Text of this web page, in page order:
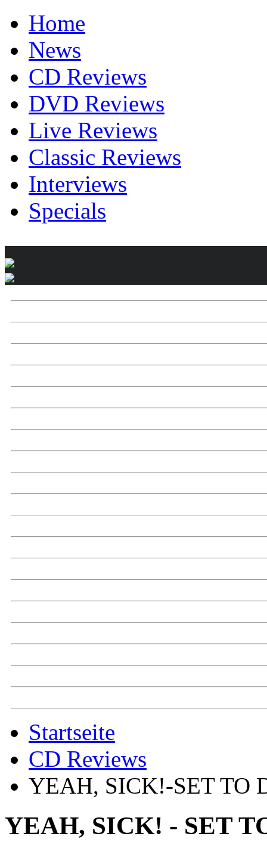
Home
News
CD Reviews
DVD Reviews
Live Reviews
Classic Reviews
Interviews
Specials
Startseite
CD Reviews
YEAH, SICK!-SET TO
YEAH, SICK! - SET